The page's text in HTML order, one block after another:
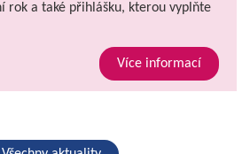
rok a také přihlášku, kterou vyplňte
Více informací